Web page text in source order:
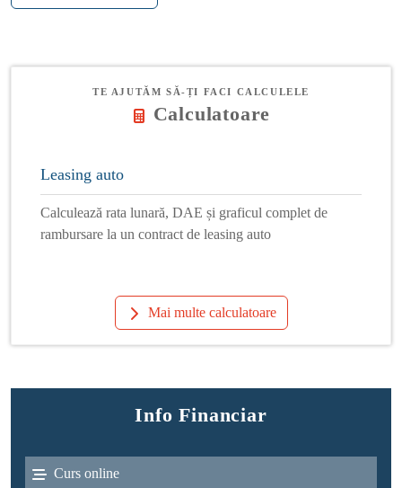
TE AJUTĂM SĂ-ȚI FACI CALCULELE
Calculatoare
Leasing auto
Calculează rata lunară, DAE și graficul complet de
rambursare la un contract de leasing auto
Mai multe calculatoare
Info Financiar
Curs online